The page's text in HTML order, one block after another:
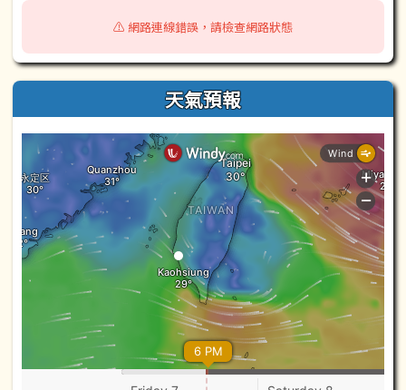
⚠️ 網路連線錯誤，請檢查網路狀態
天氣預報